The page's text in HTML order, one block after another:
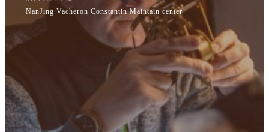
预约入口 关闭